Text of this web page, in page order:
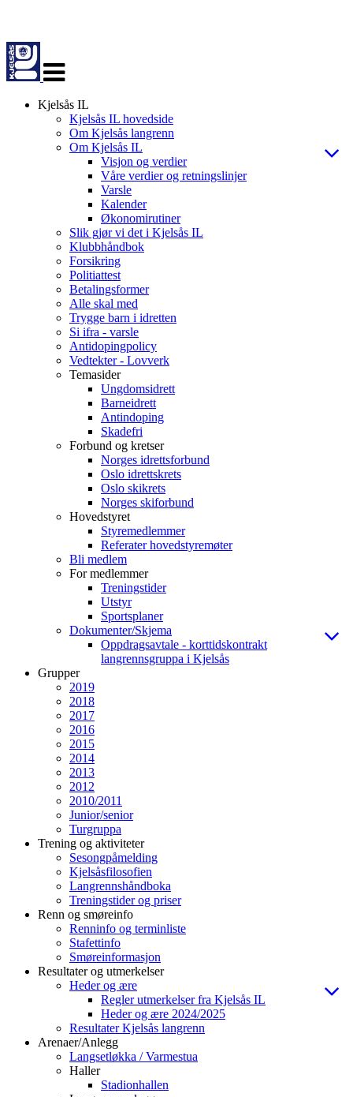
navigasjon
Kjelsås IL
Kjelsås IL hovedside
Om Kjelsås langrenn
Om Kjelsås IL
Visjon og verdier
Våre verdier og retningslinjer
Varsle
Kalender
Økonomirutiner
Slik gjør vi det i Kjelsås IL
Klubbhåndbok
Forsikring
Politiattest
Betalingsformer
Alle skal med
Trygge barn i idretten
Si ifra - varsle
Antidopingpolicy
Vedtekter - Lovverk
Temasider
Ungdomsidrett
Barneidrett
Antindoping
Skadefri
Forbund og kretser
Norges idrettsforbund
Oslo idrettskrets
Oslo skikrets
Norges skiforbund
Hovedstyret
Styremedlemmer
Referater hovedstyremøter
Bli medlem
For medlemmer
Treningstider
Utstyr
Sportsplaner
Dokumenter/Skjema
Oppdragsavtale - korttidskontrakt
langrennsgruppa i Kjelsås
Grupper
2019
2018
2017
2016
2015
2014
2013
2012
2010/2011
Junior/senior
Turgruppa
Trening og aktiviteter
Sesongpåmelding
Kjelsåsfilosofien
Langrennshåndboka
Treningstider og priser
Renn og smøreinfo
Renninfo og terminliste
Stafettinfo
Smøreinformasjon
Resultater og utmerkelser
Heder og ære
Regler utmerkelser fra Kjelsås IL
Heder og ære 2024/2025
Resultater Kjelsås langrenn
Arenaer/Anlegg
Langsetløkka / Varmestua
Haller
Stadionhallen